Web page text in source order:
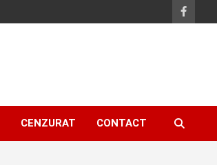
CENZURAT CONTACT